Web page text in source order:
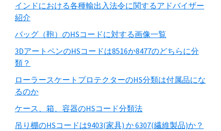
インドにおける各種輸出入法令に関するアドバイザー
紹介
バッグ（鞄）のHSコードに対する画像一覧
3DアートペンのHSコードは8516か8477のどちらに分
類？
ローラースケートプロテクターのHS分類は付属品にな
るのか
ケース、箱、容器のHSコード分類法
吊り棚のHSコードは9403(家具) か 6307(繊維製品)か？